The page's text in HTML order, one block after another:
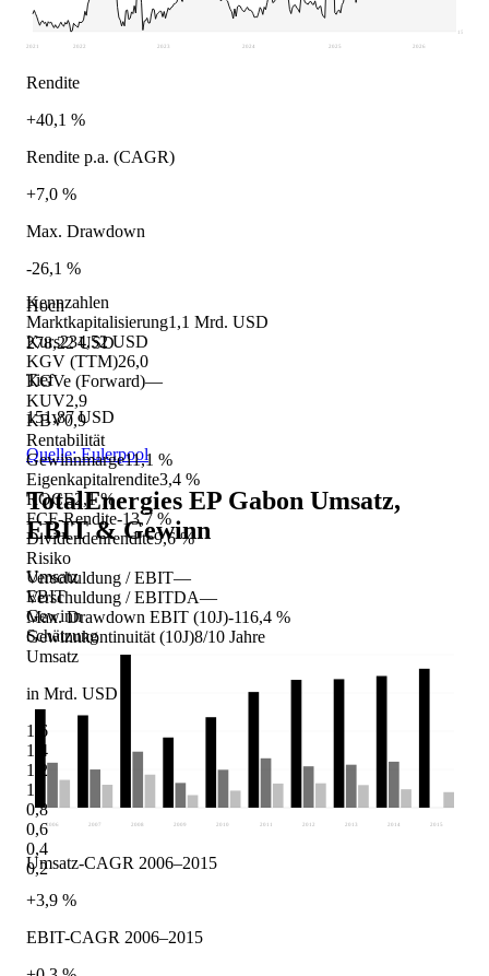
Kennzahlen
Marktkapitalisierung1,1 Mrd. USD
Kurs234,52 USD
KGV (TTM)26,0
KGVe (Forward)—
KUV2,9
KBV0,9
Rentabilität
Gewinnmarge11,1 %
Eigenkapitalrendite3,4 %
ROCE2,1 %
FCF-Rendite-13,7 %
Dividendenrendite9,6 %
Risiko
Verschuldung / EBIT—
Verschuldung / EBITDA—
Max. Drawdown EBIT (10J)-116,4 %
Gewinnkontinuität (10J)8/10 Jahre
Umsatz
in Mrd. USD
1,6
1,4
1,2
1
0,8
0,6
0,4
0,2
151,87
2021 2022 2023 2024 2025 2026
Rendite
+40,1 %
Rendite p.a. (CAGR)
+7,0 %
Max. Drawdown
-26,1 %
Hoch
278,22 USD
Tief
151,87 USD
Quelle: Eulerpool
TotalEnergies EP Gabon Umsatz,
EBIT & Gewinn
Umsatz
EBIT
Gewinn
Schätzung
2006 2007 2008 2009 2010 2011 2012 2013 2014 2015
Umsatz-CAGR 2006–2015
+3,9 %
EBIT-CAGR 2006–2015